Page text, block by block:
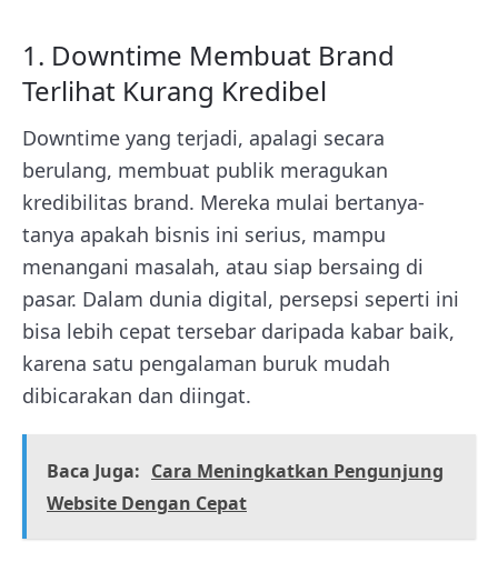
1. Downtime Membuat Brand
Terlihat Kurang Kredibel
Downtime yang terjadi, apalagi secara
berulang, membuat publik meragukan
kredibilitas brand. Mereka mulai bertanya-
tanya apakah bisnis ini serius, mampu
menangani masalah, atau siap bersaing di
pasar. Dalam dunia digital, persepsi seperti ini
bisa lebih cepat tersebar daripada kabar baik,
karena satu pengalaman buruk mudah
dibicarakan dan diingat.
Baca Juga: Cara Meningkatkan Pengunjung
Website Dengan Cepat